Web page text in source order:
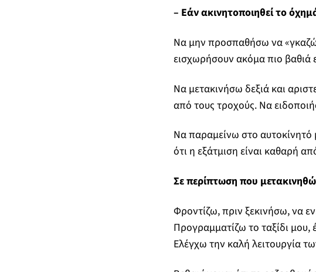
– Εάν ακινητοποιηθεί το
Να μην προσπαθήσω να
εισχωρήσουν ακόμα πιο βαθιά
Να μετακινήσω δεξιά και
από τους τροχούς. Να
Να παραμείνω στο
ότι η εξάτμιση είναι καθαρή
Σε περίπτωση που
Φροντίζω, πριν ξεκινήσω, να
Προγραμματίζω το ταξίδι
Ελέγχω την καλή λειτουργία